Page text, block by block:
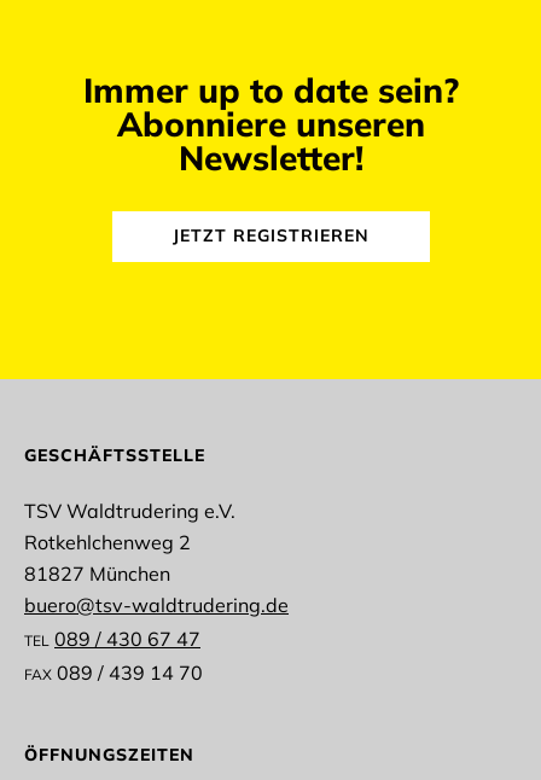
Immer up to date sein?
Abonniere unseren
Newsletter!
JETZT REGISTRIEREN
Anrede
GESCHÄFTSSTELLE
TSV Waldtrudering e.V.
Rotkehlchenweg 2
81827 München
buero@tsv-waldtrudering.de
TEL 089 / 430 67 47
FAX 089 / 439 14 70
ÖFFNUNGSZEITEN